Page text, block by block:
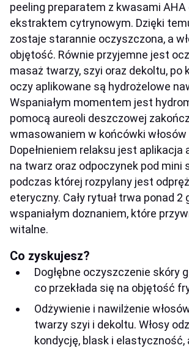
peeling preparatem z kwasami AHA
ekstraktem cytrynowym. Dzięki
zostaje starannie oczyszczona, a
objętość. Równie przyjemne jest
masaż twarzy, szyi oraz dekoltu, po
oczy aplikowane są hydrożelowe
Wspaniałym momentem jest
pomocą aureoli deszczowej
wmasowaniem w końcówki włosów
Dopełnieniem relaksu jest aplikacja
na twarz oraz odpoczynek pod mini
podczas której rozpylany jest
eteryczny. Cały rytuał trwa ponad 2
wspaniałym doznaniem, które
witalne.
Co zyskujesz?
Dogłębne oczyszczenie skóry
co przekłada się na objętość
Odżywienie i nawilżenie
twarzy szyi i dekoltu. Włosy
kondycję, blask i elastyczność,